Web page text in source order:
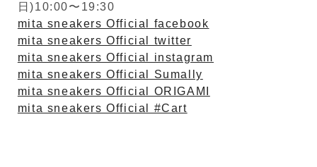
日)10:00〜19:30
mita sneakers Official facebook
mita sneakers Official twitter
mita sneakers Official instagram
mita sneakers Official Sumally
mita sneakers Official ORIGAMI
mita sneakers Official #Cart